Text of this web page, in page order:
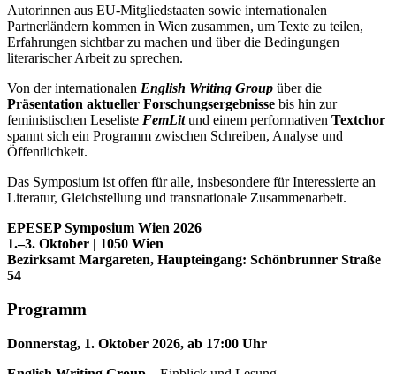
Autorinnen aus EU-Mitgliedstaaten sowie internationalen
Partnerländern kommen in Wien zusammen, um Texte zu teilen,
Erfahrungen sichtbar zu machen und über die Bedingungen
literarischer Arbeit zu sprechen.
Von der internationalen English Writing Group über die
Präsentation aktueller Forschungsergebnisse bis hin zur
feministischen Leseliste FemLitund einem performativen Textchor
spannt sich ein Programm zwischen Schreiben, Analyse und
Öffentlichkeit.
Das Symposium ist offen für alle, insbesondere für Interessierte an
Literatur, Gleichstellung und transnationale Zusammenarbeit.
EPESEP Symposium Wien 2026
1.–3. Oktober | 1050 Wien
Bezirksamt Margareten, Haupteingang: Schönbrunner Straße
54
Programm
Donnerstag, 1. Oktober 2026, ab 17:00 Uhr